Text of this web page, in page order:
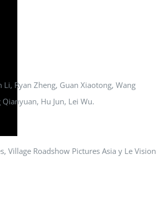
Li, Ryan Zheng, Guan Xiaotong, Wang
Qianyuan, Hu Jun, Lei Wu.
Village Roadshow Pictures Asia y Le Vision